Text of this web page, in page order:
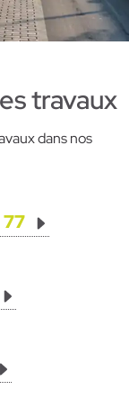
travaux
dans nos
77